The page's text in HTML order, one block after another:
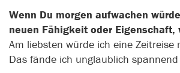
Wenn Du morgen aufwachen
neuen Fähigkeit oder Eigenschaft,
Am liebsten würde ich eine Zeitreise
Das fände ich unglaublich